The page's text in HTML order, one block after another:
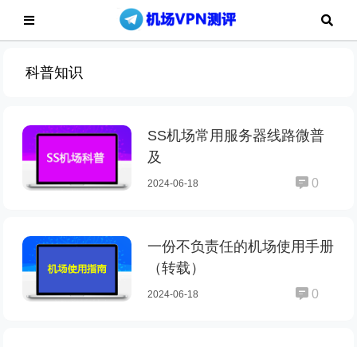
科普知识
SS机场常用服务器线路微普
及
2024-06-18 0
一份不负责任的机场使用手册
（转载）
2024-06-18 0